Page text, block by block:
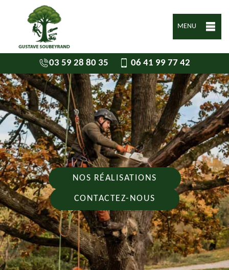
MENU
03 59 28 80 35 06 41 99 77 42
NOS RÉALISATIONS
CONTACTEZ-NOUS